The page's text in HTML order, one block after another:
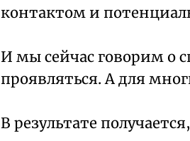
контактом и
И мы сейчас говорим о
проявляться. А для
В результате